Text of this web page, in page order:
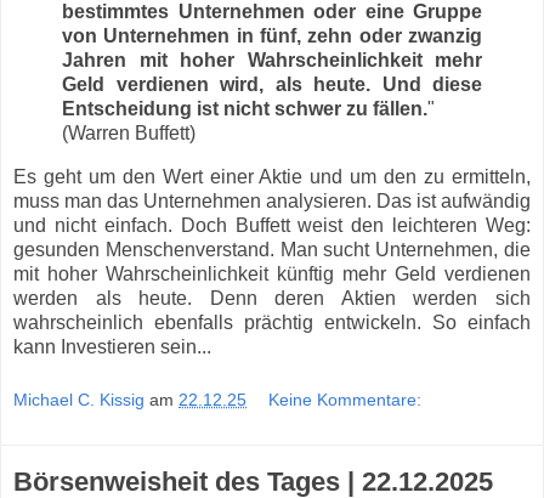
bestimmtes Unternehmen oder eine Gruppe
von Unternehmen in fünf, zehn oder zwanzig
Jahren mit hoher Wahrscheinlichkeit mehr
Geld verdienen wird, als heute. Und diese
Entscheidung ist nicht schwer zu fällen."
(Warren Buffett)
Es geht um den Wert einer Aktie und um den zu ermitteln,
muss man das Unternehmen analysieren. Das ist aufwändig
und nicht einfach. Doch Buffett weist den leichteren Weg:
gesunden Menschenverstand. Man sucht Unternehmen, die
mit hoher Wahrscheinlichkeit künftig mehr Geld verdienen
werden als heute. Denn deren Aktien werden sich
wahrscheinlich ebenfalls prächtig entwickeln. So einfach
kann Investieren sein...
Michael C. Kissig am 22.12.25 Keine Kommentare:
Börsenweisheit des Tages | 22.12.2025